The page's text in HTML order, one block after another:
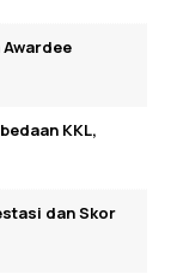
KKL,
dan Skor